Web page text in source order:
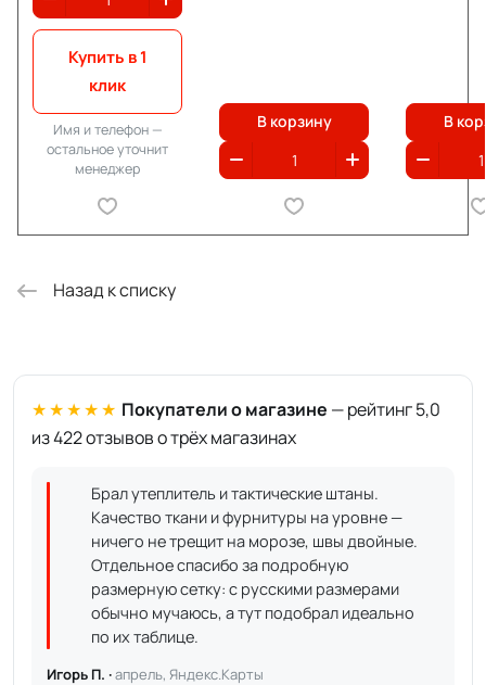
Купить в 1
клик
Имя и телефон —
остальное уточнит
менеджер
В корзину В
Назад к списку
★★★★★ Покупатели о магазине — рейтинг 5,0
из 422 отзывов о трёх магазинах
Брал утеплитель и тактические штаны.
Качество ткани и фурнитуры на уровне —
ничего не трещит на морозе, швы двойные.
Отдельное спасибо за подробную
размерную сетку: с русскими размерами
обычно мучаюсь, а тут подобрал идеально
по их таблице.
Игорь П. ·апрель, Яндекс.Карты